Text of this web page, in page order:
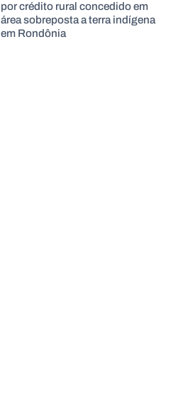
por crédito rural concedido em
área sobreposta a terra indígena
em Rondônia